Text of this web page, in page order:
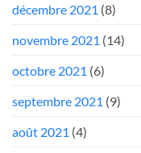
décembre 2021 (8)
novembre 2021 (14)
octobre 2021 (6)
septembre 2021 (9)
août 2021 (4)